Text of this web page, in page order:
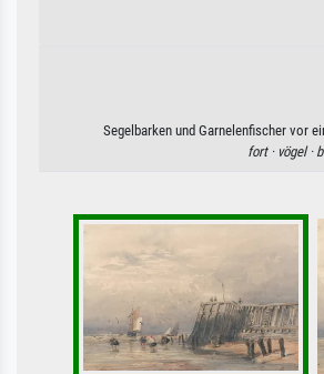
Segelbarken und Garnelenfischer vor
fort · vögel ·